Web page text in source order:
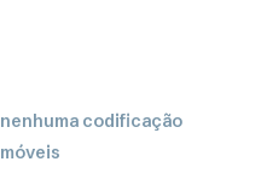
codificação